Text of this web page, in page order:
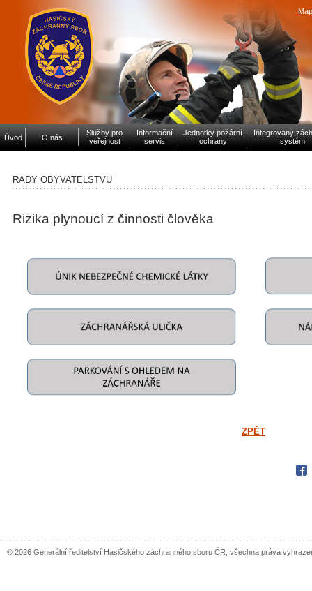
Úvod O nás
Služby pro
veřejnost
Informační
servis
Jednotky požární
ochrany
Integrovaný
systém
RADY OBYVATELSTVU
Rizika plynoucí z činnosti člověka
ZPĚT
© 2026 Generální ředitelství Hasičského záchranného sboru ČR, všechna práva